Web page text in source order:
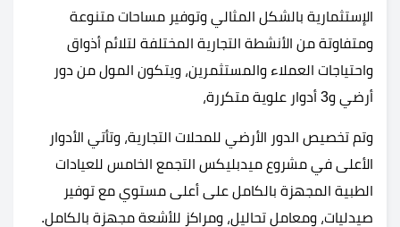
الإستثمارية بالشكل المثالي وتوفير مساحات متنوعة
ومتفاوتة من الأنشطة التجارية المختلفة لتلائم أذواق
واحتياجات العملاء والمستثمرين، ويتكون المول من دور
أرضي و3 أدوار علوية متكررة،
وتم تخصيص الدور الأرضي للمحلات التجارية، وتأتي الأدوار
الأعلى في مشروع ميدبليكس التجمع الخامس للعيادات
الطبية المجهزة بالكامل على أعلى مستوي مع توفير
صيدليات، ومعامل تحاليل، ومراكز للأشعة مجهزة بالكامل.